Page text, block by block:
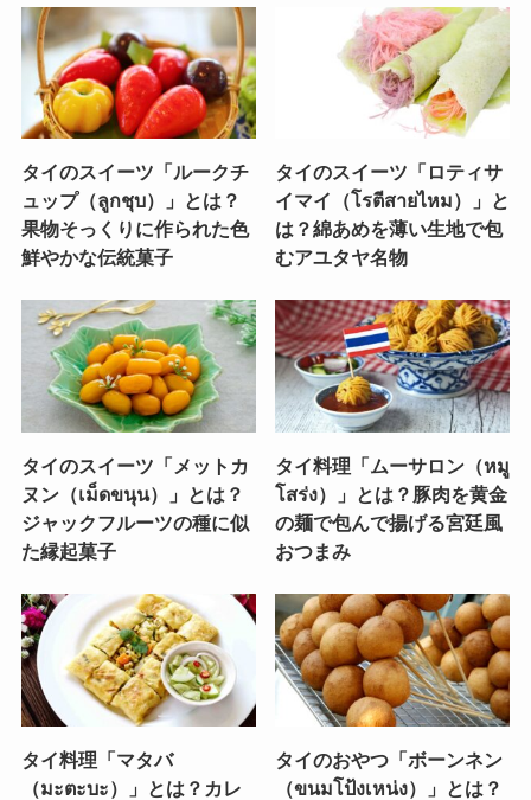
タイのスイーツ「ルークチ
ュップ（ลูกชุบ）」とは？
果物そっくりに作られた色
鮮やかな伝統菓子
タイのスイーツ「ロティサ
イマイ（โรตีสายไหม）」と
は？綿あめを薄い生地で包
むアユタヤ名物
タイのスイーツ「メットカ
ヌン（เม็ดขนุน）」とは？
ジャックフルーツの種に似
た縁起菓子
タイ料理「ムーサロン（หมู
โสร่ง）」とは？豚肉を黄金
の麺で包んで揚げる宮廷風
おつまみ
タイ料理「マタバ
（มะตะบะ）」とは？カレ
タイのおやつ「ボーンネン
（ขนมโป้งเหน่ง）」とは？